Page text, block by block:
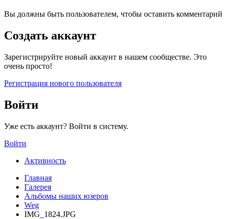
Вы должны быть пользователем, чтобы оставить комментарий
Создать аккаунт
Зарегистрируйте новый аккаунт в нашем сообществе. Это
очень просто!
Регистрация нового пользователя
Войти
Уже есть аккаунт? Войти в систему.
Войти
Активность
Главная
Галерея
Альбомы наших юзеров
Weg
IMG_1824.JPG